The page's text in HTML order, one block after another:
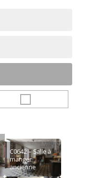
C0642 – Salle à
manger
ancienne